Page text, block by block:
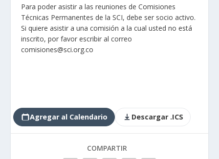
Para poder asistir a las reuniones de Comisiones
Técnicas Permanentes de la SCI, debe ser socio activo.
Si quiere asistir a una comisión a la cual usted no está
inscrito, por favor escribir al correo
comisiones@sci.org.co
Agregar al Calendario Descargar .ICS
COMPARTIR